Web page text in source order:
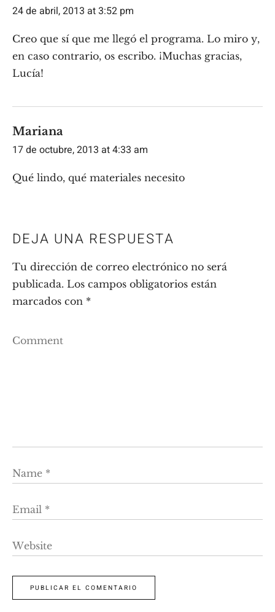
24 de abril, 2013 at 3:52 pm
Creo que sí que me llegó el programa. Lo miro y,
en caso contrario, os escribo. ¡Muchas gracias,
Lucía!
Mariana
17 de octubre, 2013 at 4:33 am
Qué lindo, qué materiales necesito
DEJA UNA RESPUESTA
Tu dirección de correo electrónico no será
publicada. Los campos obligatorios están
marcados con *
Comment
Name *
Email *
Website
PUBLICAR EL COMENTARIO